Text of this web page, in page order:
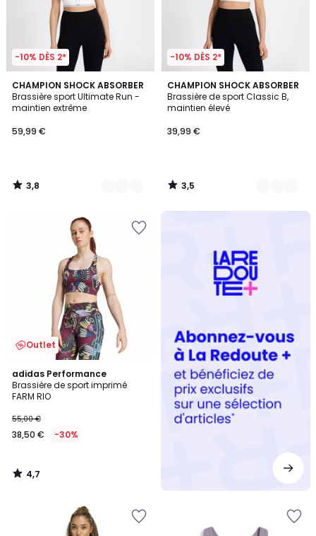
-10% DÈS 2*
CHAMPION SHOCK ABSORBER
Brassière sport Ultimate Run -
maintien extrême
59,99 €
3,8
/ 5
2
Couleurs
3,8
/
-10% DÈS 2*
CHAMPION SHOCK ABSORBER
Brassière de sport Classic B,
maintien élevé
39,99 €
3,5
/ 5
2
Couleurs
3,5
/
Outlet
adidas Performance
Brassière de sport imprimé
FARM RIO
55,00 €
38,50 € -30%
4,7
/ 5
4,7
/